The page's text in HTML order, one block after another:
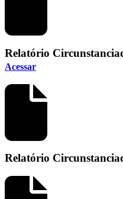
Relatório
Acessar
Relatório